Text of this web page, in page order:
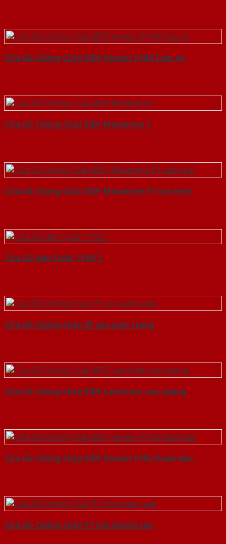
Cửa Gỗ Chống Cháy MDF Veneer P1R4 Cam xe
Cửa Gỗ Chống Cháy MDF Melamine 1
Cửa Gỗ Chống Cháy MDF Melamine P1 van kem
Cửa Gỗ Hàn Quốc 1PNC1
Cửa Gỗ Chống Cháy 2P son xam trang
Cửa Gỗ Chống Cháy MDF Laminate van ngang
Cửa Gỗ Chống Cháy MDF Veneer P1R2 Xoan dao
Cửa Gỗ Chống Cháy P1 cho khach san